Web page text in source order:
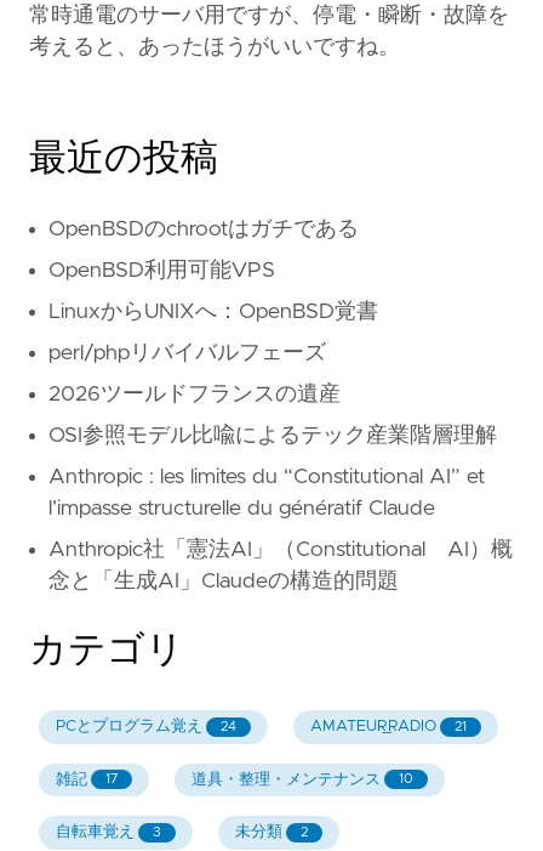
常時通電のサーバ用ですが、停電・瞬断・故障を
考えると、あったほうがいいですね。
最近の投稿
OpenBSDのchrootはガチである
OpenBSD利用可能VPS
LinuxからUNIXへ：OpenBSD覚書
perl/phpリバイバルフェーズ
2026ツールドフランスの遺産
OSI参照モデル比喩によるテック産業階層理解
Anthropic : les limites du “Constitutional AI” et
l’impasse structurelle du génératif Claude
Anthropic社「憲法AI」（Constitutional AI）概
念と「生成AI」Claudeの構造的問題
カテゴリ
PCとプログラム覚え 24 AMATEUR_RADIO 21
雑記 17 道具・整理・メンテナンス 10
自転車覚え 3 未分類 2